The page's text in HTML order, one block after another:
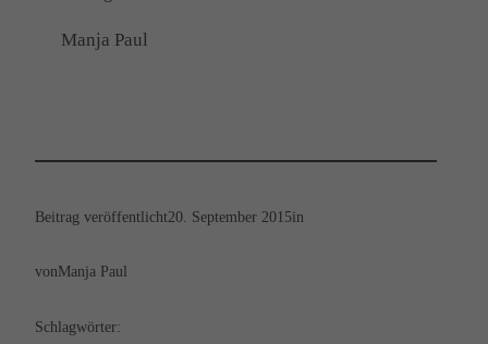
Manja Paul
Beitrag veröffentlicht20. September 2015in
vonManja Paul
Schlagwörter: